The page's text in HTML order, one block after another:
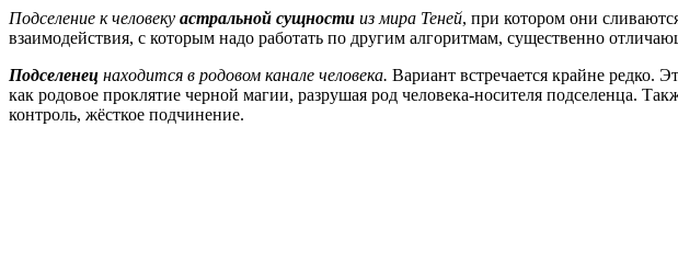
Подселение к человеку астральной сущности из мира Теней, при котором они
взаимодействия, с которым надо работать по другим алгоритмам, существенно
Подселенец находится в родовом канале человека. Вариант встречается крайне редко.
как родовое проклятие черной магии, разрушая род человека-носителя подселенца.
контроль, жёсткое подчинение.